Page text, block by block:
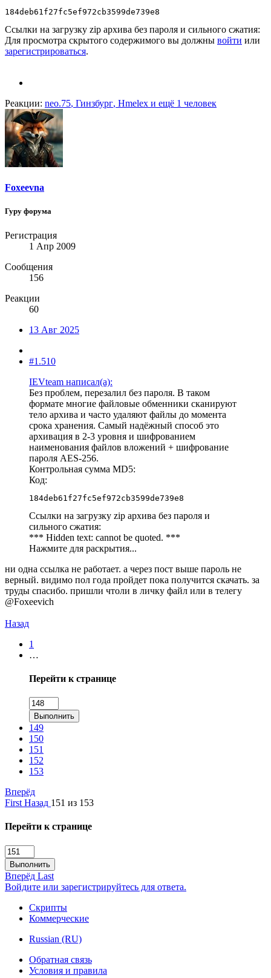
184deb61f27fc5ef972cb3599de739e8
Ссылки на загрузку zip архива без пароля и сильного сжатия:
Для просмотра скрытого содержимого вы должны войти или
зарегистрироваться.
Реакции: neo.75, Гинзбург, Hmelex и ещё 1 человек
Foxeevna
Гуру форума
Регистрация
1 Апр 2009
Сообщения
156
Реакции
60
13 Авг 2025
#1.510
IEVteam написал(а):
Без проблем, перезалил без пароля. В таком
формате многие файловые обменники сканируют
тело архива и часто удаляют файлы до момента
срока хранения. Самый надёжный способ это
архивация в 2-3 уровня и шифрованием
наименования файлов вложений + шифрование
пароля AES-256.
Контрольная сумма MD5:
Код:
184deb61f27fc5ef972cb3599de739e8
Ссылки на загрузку zip архива без пароля и
сильного сжатия:
*** Hidden text: cannot be quoted. ***
Нажмите для раскрытия...
ни одна ссылка не работает. а через пост выше пароль не
верный. видимо пол года пройдет пока получится скачать. за
труды спасибо. пришли чтоли в личку файл или в телегу
@Foxeevich
Назад
1
…
Перейти к странице
Выполнить
149
150
151
152
153
Вперёд
First Назад 151 из 153
Перейти к странице
Выполнить
Вперёд Last
Войдите или зарегистрируйтесь для ответа.
Скрипты
Коммерческие
Russian (RU)
Обратная связь
Условия и правила